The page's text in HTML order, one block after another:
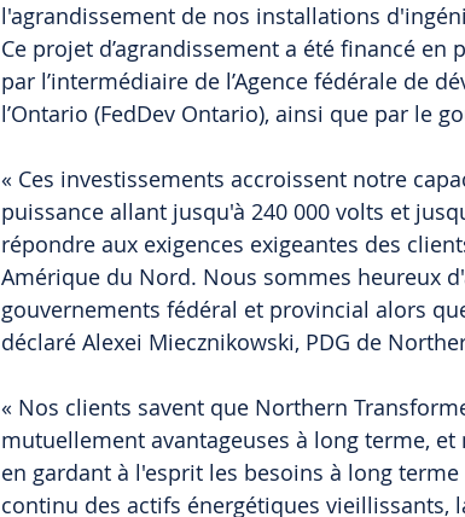
l'agrandissement de nos installations
Ce projet d’agrandissement a été financé
par l’intermédiaire de l’Agence fédérale de
l’Ontario (FedDev Ontario), ainsi que par le
« Ces investissements accroissent notre
puissance allant jusqu'à 240 000 volts et
répondre aux exigences exigeantes des
Amérique du Nord. Nous sommes heureux
gouvernements fédéral et provincial alors
déclaré Alexei Miecznikowski, PDG de
« Nos clients savent que Northern
mutuellement avantageuses à long terme,
en gardant à l'esprit les besoins à long
continu des actifs énergétiques vieillissants,